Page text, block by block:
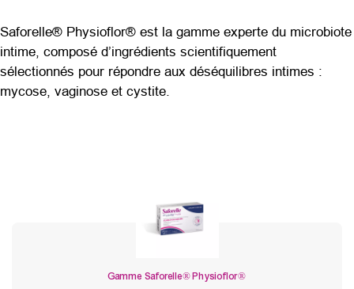
Saforelle® Physioflor® est la gamme experte du microbiote
intime, composé d’ingrédients scientifiquement
sélectionnés pour répondre aux déséquilibres intimes :
mycose, vaginose et cystite.
Gamme Saforelle® Physioflor®